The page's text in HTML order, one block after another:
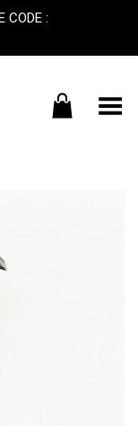
Basculer le menu
CODE :